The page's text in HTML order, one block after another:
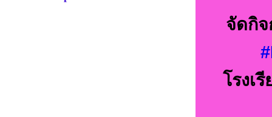
จัดกิจ
โรงเ